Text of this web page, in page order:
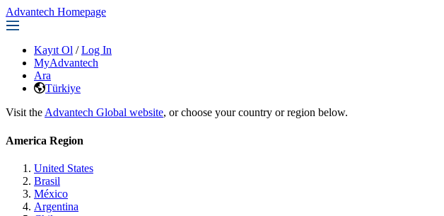
Advantech Homepage
Kayıt Ol / Log In
MyAdvantech
Ara
Türkiye
Visit the Advantech Global website, or choose your country or region below.
America Region
United States
Brasil
México
Argentina